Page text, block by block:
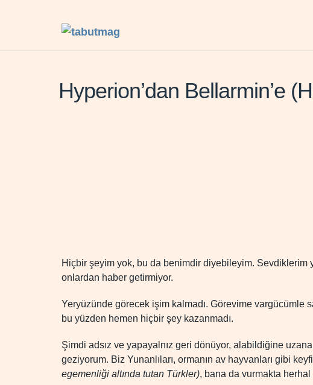
Hyperion’dan Bellarmin’e
Hiçbir şeyim yok, bu da benimdir diyebileyim. Sevdiklerim
onlardan haber getirmiyor.
Yeryüzünde görecek işim kalmadı. Görevime vargücümle
bu yüzden hemen hiçbir şey kazanmadı.
Şimdi adsız ve yapayalnız geri dönüyor, alabildiğine
geziyorum. Biz Yunanlıları, ormanın av hayvanları gibi
egemenliği altında tutan Türkler), bana da vurmakta